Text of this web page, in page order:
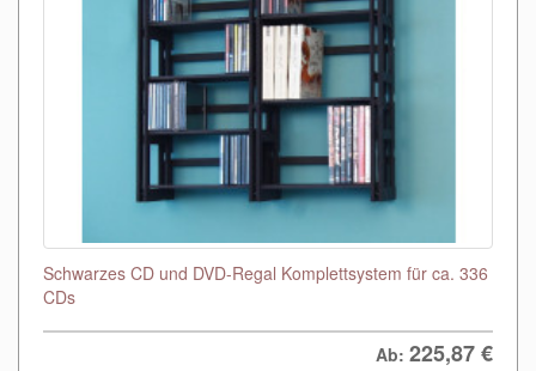
Schwarzes CD und DVD-Regal Komplettsystem für ca. 336
CDs
Ab: 225,87€